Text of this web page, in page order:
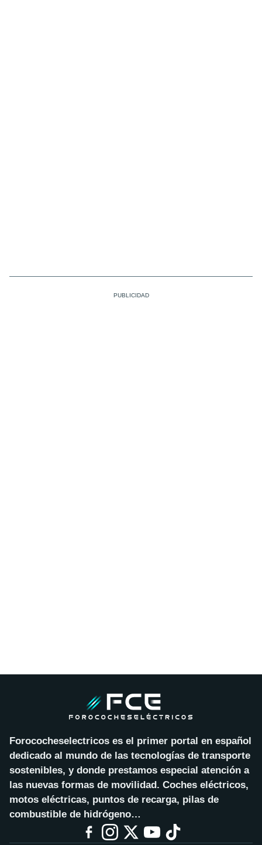
Forococheselectricos es el primer portal en español
dedicado al mundo de las tecnologías de transporte
sostenibles, y donde prestamos especial atención a
las nuevas formas de movilidad. Coches eléctricos,
motos eléctricas, puntos de recarga, pilas de
combustible de hidrógeno…